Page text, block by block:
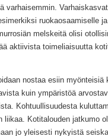
varhaisemmin.
ruokaosaamiselle
melskeitä olisi
aktiivista toimeliaisuutta
nostaa esiin myönteisiä
kuin ympäristöä
Kohtuullisuudesta
liikaa. Kotitalouden jatkumo
jo yleisesti nykyistä